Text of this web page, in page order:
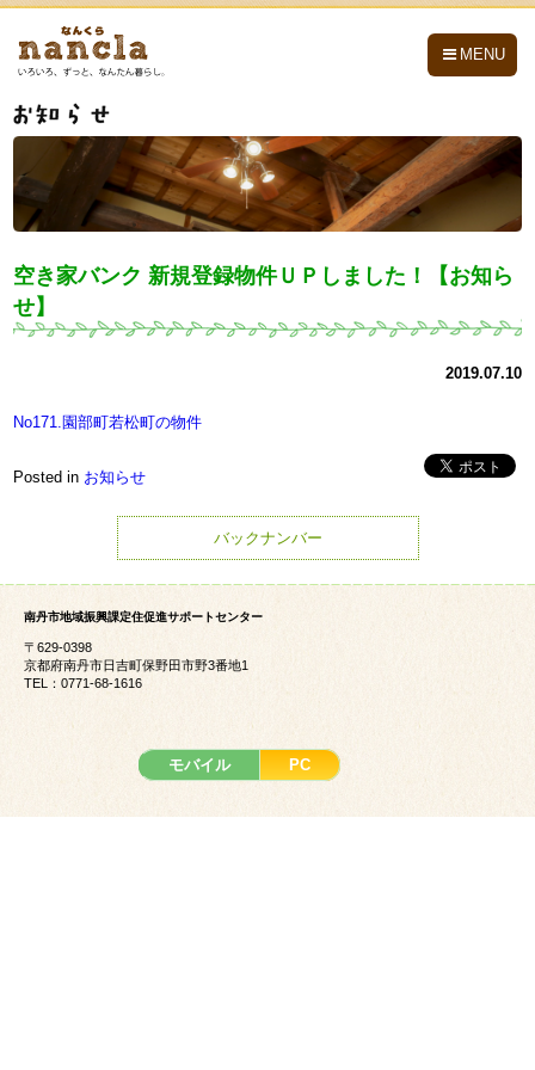
MENU
空き家バンク 新規登録物件ＵＰしました！【お知ら
せ】
2019.07.10
No171.園部町若松町の物件
Posted in お知らせ
バックナンバー
南丹市地域振興課定住促進サポートセンター
〒629-0398
京都府南丹市日吉町保野田市野3番地1
TEL：0771-68-1616
モバイル PC